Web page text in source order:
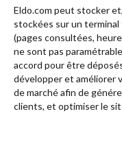
Carport
Carport Alu
Carport
Abri voiture
Carport
Clôtures
Eldo.com peut stocker
stockées sur un
(pages consultées,
ne sont pas
accord pour être
développer et améliorer
de marché afin de
clients, et optimiser le